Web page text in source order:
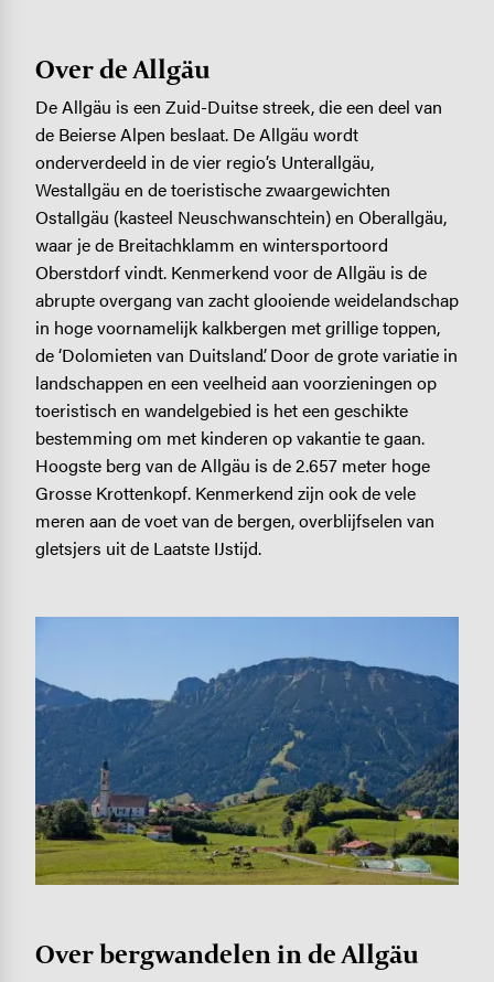
Over de Allgäu
De Allgäu is een Zuid-Duitse streek, die een deel van
de Beierse Alpen beslaat. De Allgäu wordt
onderverdeeld in de vier regio’s Unterallgäu,
Westallgäu en de toeristische zwaargewichten
Ostallgäu (kasteel Neuschwanschtein) en Oberallgäu,
waar je de ­Breitachklamm en wintersportoord
Oberstdorf vindt. Kenmerkend voor de Allgäu is de
abrupte overgang van zacht glooiende weidelandschap
in hoge voornamelijk kalkbergen met grillige toppen,
de ‘Dolomieten van Duitsland’. Door de grote variatie in
landschappen en een veelheid aan voorzieningen op
toeristisch en wandelgebied is het een geschikte
bestemming om met kinderen op vakantie te gaan.
Hoogste berg van de Allgäu is de 2.657 meter hoge
Grosse Krottenkopf. Kenmerkend zijn ook de vele
meren aan de voet van de bergen, overblijfselen van
gletsjers uit de Laatste IJstijd.
Over bergwandelen in de Allgäu